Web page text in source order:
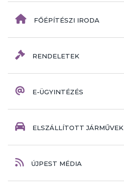
FŐÉPÍTÉSZI IRODA
RENDELETEK
E-ÜGYINTÉZÉS
ELSZÁLLÍTOTT JÁRMŰVEK
ÚJPEST MÉDIA